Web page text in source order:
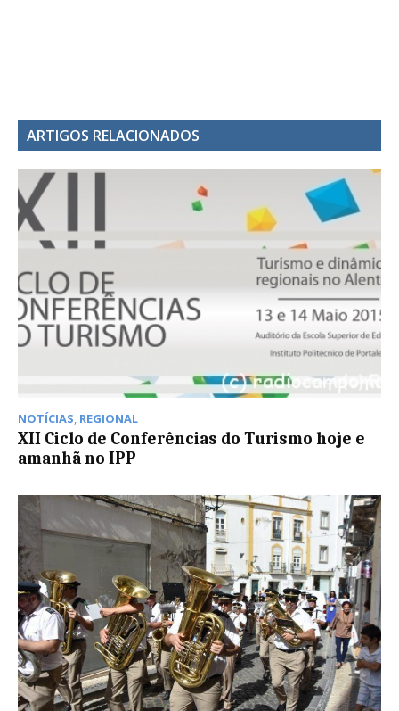
ARTIGOS RELACIONADOS
NOTÍCIAS, REGIONAL
XII Ciclo de Conferências do Turismo hoje e
amanhã no IPP